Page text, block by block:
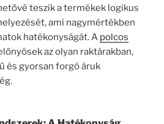
teszik a termékek logikus
ami nagymértékben
hatékonyságát. A polcos
az olyan raktárakban,
és gyorsan forgó áruk